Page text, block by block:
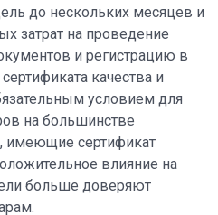
до нескольких месяцев и
затрат на проведение
и регистрацию в
качества и
условием для
на большинстве
имеющие сертификат
влияние на
больше доверяют